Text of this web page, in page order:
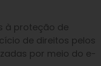
à proteção de
de direitos pelos
por meio do e-